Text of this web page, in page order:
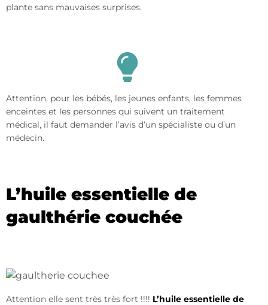
plante sans mauvaises surprises.
Attention, pour les bébés, les jeunes enfants, les femmes
enceintes et les personnes qui suivent un traitement
médical, il faut demander l’avis d’un spécialiste ou d’un
médecin.
L’huile essentielle de
gaulthérie couchée
Attention elle sent très très fort !!!! L’huile essentielle de